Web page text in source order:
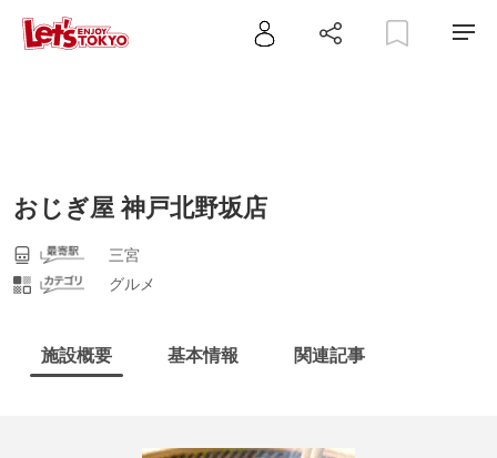
おじぎ屋 神戸北野坂店
三宮
グルメ
施設概要 基本情報 関連記事